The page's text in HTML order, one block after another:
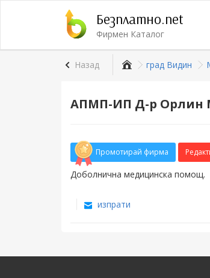
Безплатно.net
Фирмен Каталог
Назад град Видин
АПМП-ИП Д-р Орлин
Промотирай фирма
Доболнична медицинска помощ.
изпрати